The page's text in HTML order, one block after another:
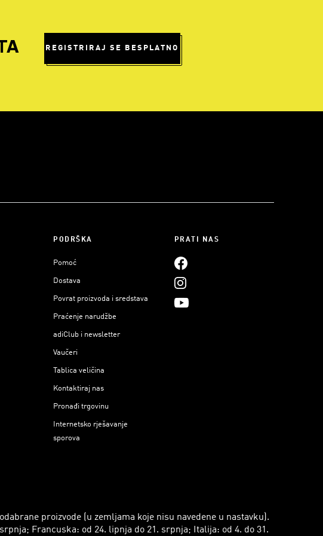
REGISTRIRAJ SE BESPLATNO
PODRŠKA
Pomoć
Dostava
Povrat proizvoda i sredstava
Praćenje narudžbe
adiClub i newsletter
Vaučeri
Tablica veličina
Kontaktiraj nas
Pronađi trgovinu
Internetsko rješavanje
sporova
PRATI NAS
proizvode (u zemljama koje nisu navedene u nastavku).
Francuska: od 24. lipnja do 21. srpnja; Italija: od 4. do 31.